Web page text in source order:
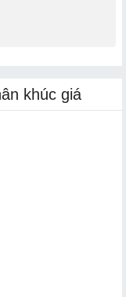
khúc giá